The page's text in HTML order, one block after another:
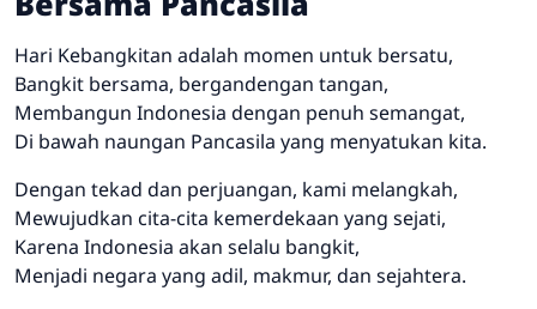
Hari Kebangkitan adalah momen untuk bersatu,
Bangkit bersama, bergandengan tangan,
Membangun Indonesia dengan penuh semangat,
Di bawah naungan Pancasila yang menyatukan kita.
Dengan tekad dan perjuangan, kami melangkah,
Mewujudkan cita-cita kemerdekaan yang sejati,
Karena Indonesia akan selalu bangkit,
Menjadi negara yang adil, makmur, dan sejahtera.